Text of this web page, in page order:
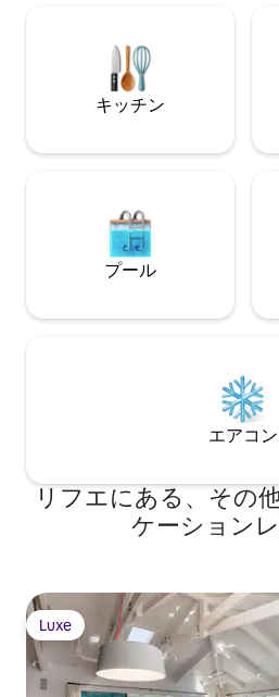
Poipu Beach and Koloa Town..
キッチン
プール
エアコン
リフエにある、その
ケーション
Luxe
Luxe